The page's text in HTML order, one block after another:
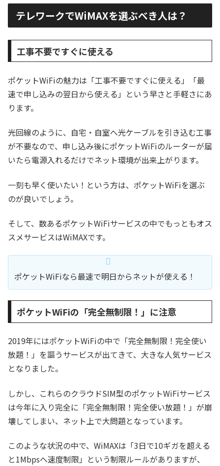
テレワークでWiMAXを選ぶべき人は？
工事不要ですぐに使える
ポケットWiFiの魅力は「工事不要ですぐに使える」「最
速で申し込みの翌日から使える」という早さと手軽さにあ
ります。
光回線のように、自宅・自室へ光ケーブルを引き込む工事
が不要なので、申し込み後にポケットWiFiのルーターが届
いたら電源入れるだけでネット環境が出来上がります。
一刻も早く使いたい！という方は、ポケットWiFiを選ぶ
のが良いでしょう。
そして、数あるポケットWiFiサービスの中でもっともオス
スメサービスはWiMAXです。
ポケットWiFiなら最速で明日からネットが使える！
ポケットWiFiの「完全無制限！」に注意
2019年にはポケットWiFiの中で「完全無制限！完全使い
放題！」を謳うサービスが出てきて、大きな人気サービス
となりました。
しかし、これらのクラウドSIM型のポケットWiFiサービス
は今年に入り完全に「完全無制限！完全使い放題！」が崩
壊してしまい、ネット上で大問題となっています。
このような状況の中で、WiMAXは「3日で10ギガを超える
と1Mbpsへ速度制限」という制限ルールがありますが、